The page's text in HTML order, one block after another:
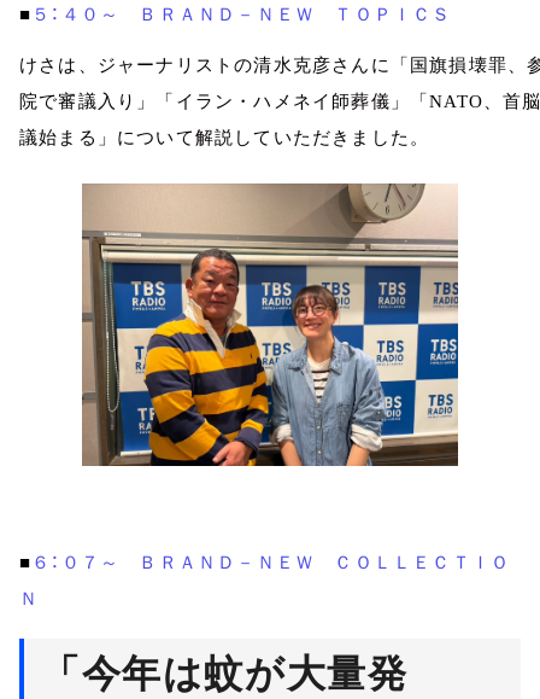
■ ５：４０～ ＢＲＡＮＤ－ＮＥＷ ＴＯＰＩＣＳ
けさは、ジャーナリストの清水克彦さんに「国旗損壊罪、
院で審議入り」「イラン・ハメネイ師葬儀」「NATO、首
議始まる」について解説していただきました。
■ ６：０７～ ＢＲＡＮＤ－ＮＥＷ ＣＯＬＬＥＣＴＩＯ
Ｎ
「今年は蚊が大量発